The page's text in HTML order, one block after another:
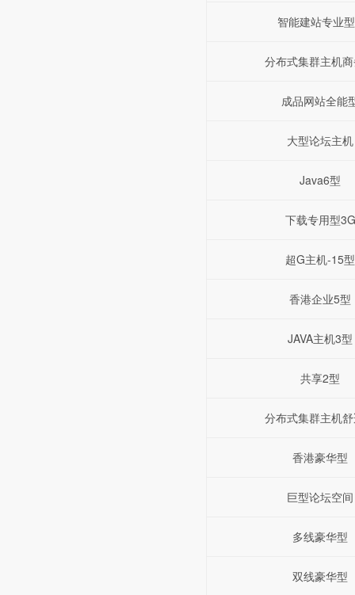
智能建站专业
分布式集群主机
成品网站全能
大型论坛主机
Java6型
下载专用型3G
超G主机-15型
香港企业5型
JAVA主机3型
共享2型
分布式集群主机
香港豪华型
巨型论坛空间
多线豪华型
双线豪华型